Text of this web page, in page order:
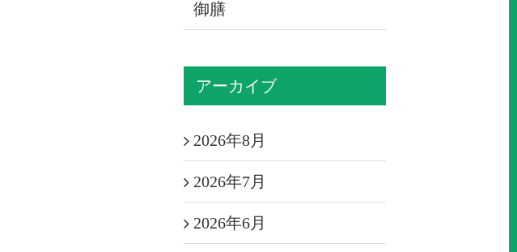
御膳
アーカイブ
2026年8月
2026年7月
2026年6月